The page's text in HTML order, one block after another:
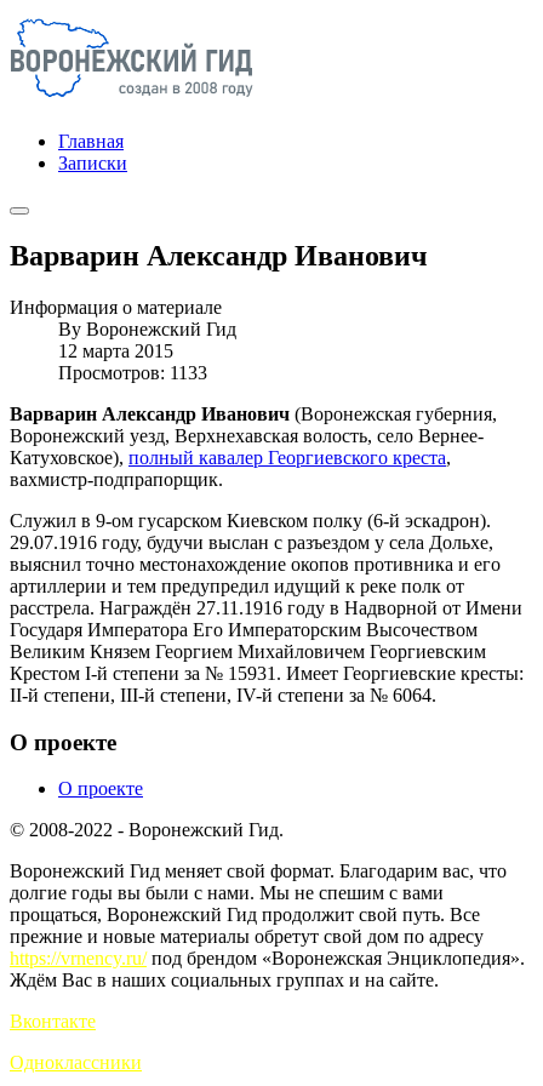
Главная
Записки
Варварин Александр Иванович
Информация о материале
By Воронежский Гид
12 марта 2015
Просмотров: 1133
Варварин Александр Иванович (Воронежская губерния,
Воронежский уезд, Верхнехавская волость, село Вернее-
Катуховское), полный кавалер Георгиевского креста,
вахмистр-подпрапорщик.
Служил в 9-ом гусарском Киевском полку (6-й эскадрон).
29.07.1916 году, будучи выслан с разъездом у села Дольхе,
выяснил точно местонахождение окопов противника и его
артиллерии и тем предупредил идущий к реке полк от
расстрела. Награждён 27.11.1916 году в Надворной от Имени
Государя Императора Его Императорским Высочеством
Великим Князем Георгием Михайловичем Георгиевским
Крестом I-й степени за № 15931. Имеет Георгиевские кресты:
II-й степени, III-й степени, IV-й степени за № 6064.
О проекте
О проекте
© 2008-2022 - Воронежский Гид.
Воронежский Гид меняет свой формат. Благодарим вас, что
долгие годы вы были с нами. Мы не спешим с вами
прощаться, Воронежский Гид продолжит свой путь. Все
прежние и новые материалы обретут свой дом по адресу
https://vrnency.ru/под брендом «Воронежская Энциклопедия».
Ждём Вас в наших социальных группах и на сайте.
Вконтакте
Одноклассники